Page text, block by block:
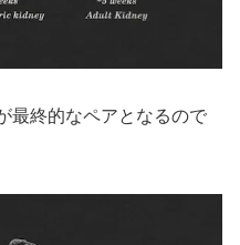
最終的なペアとなるので